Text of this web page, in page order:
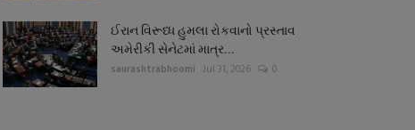
ઈરાન વિરૂધ્ધ હુમલા રોકવાનો પ્રસ્તાવ
અમેરીકી સેનેટમાં માત્ર...
saurashtrabhoomi Jul 31, 2026 0